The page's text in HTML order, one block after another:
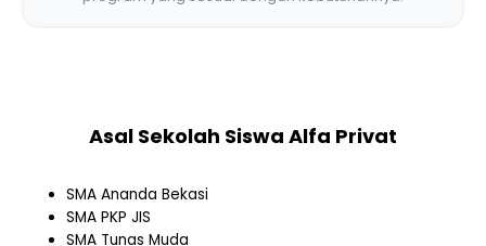
Asal Sekolah Siswa Alfa Privat
SMA Ananda Bekasi
SMA PKP JIS
SMA Tunas Muda